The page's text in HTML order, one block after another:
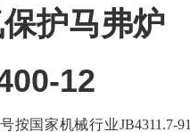
护马弗炉
12
按国家机械行业JB4311.7-91